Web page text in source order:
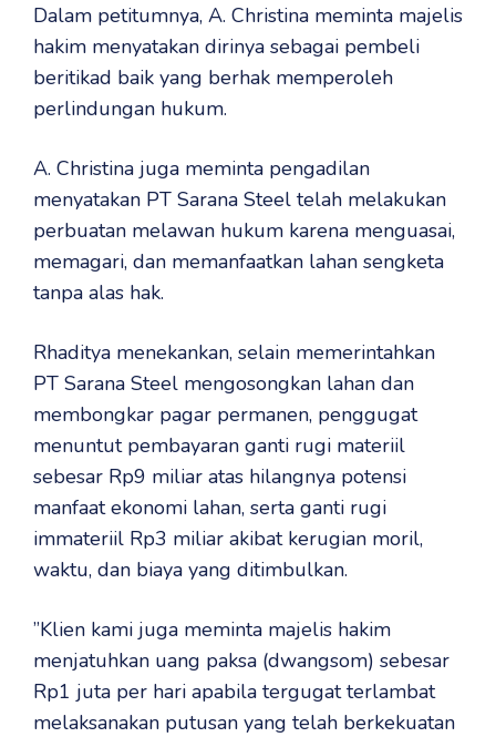
‎Dalam petitumnya, A. Christina meminta majelis
hakim menyatakan dirinya sebagai pembeli
beritikad baik yang berhak memperoleh
perlindungan hukum.
‎A. Christina juga meminta pengadilan
menyatakan PT Sarana Steel telah melakukan
perbuatan melawan hukum karena menguasai,
memagari, dan memanfaatkan lahan sengketa
tanpa alas hak.
‎Rhaditya menekankan, selain memerintahkan
PT Sarana Steel mengosongkan lahan dan
membongkar pagar permanen, penggugat
menuntut pembayaran ganti rugi materiil
sebesar Rp9 miliar atas hilangnya potensi
manfaat ekonomi lahan, serta ganti rugi
immateriil Rp3 miliar akibat kerugian moril,
waktu, dan biaya yang ditimbulkan.
‎”Klien kami juga meminta majelis hakim
menjatuhkan uang paksa (dwangsom) sebesar
Rp1 juta per hari apabila tergugat terlambat
melaksanakan putusan yang telah berkekuatan